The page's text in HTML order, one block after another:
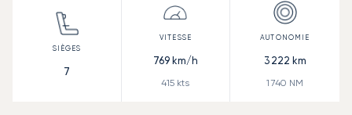
7
769km/h
415 kts
3 222 km
1 740 NM